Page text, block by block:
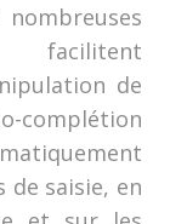
facilitent
de
complétion
de saisie, en